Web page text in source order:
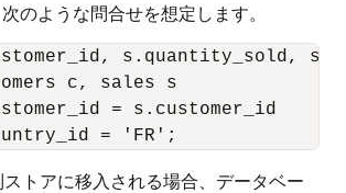
のような問合せを想定します。
s.quantity_sold,
c, sales s
= s.customer_id
トアに移入される場合、データベー